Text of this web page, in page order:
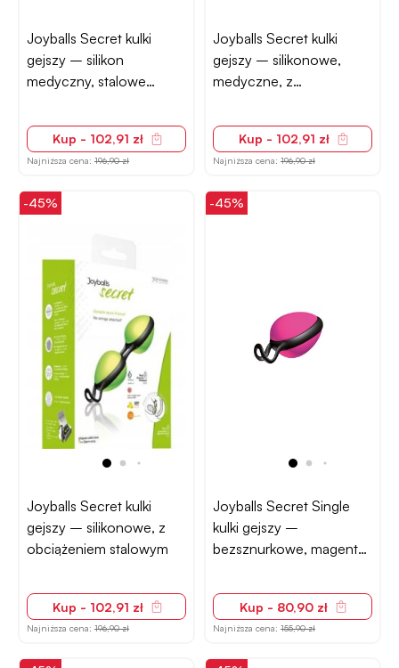
Joyballs Secret kulki
gejszy – silikon
medyczny, stalowe
Kup - 102,91 zł
Najniższa cena: 196,90 zł
Joyballs Secret kulki
gejszy – silikonowe,
medyczne, z
Kup - 102,91 zł
Najniższa cena: 196,90 zł
-45%
Joyballs Secret kulki
gejszy – silikonowe, z
obciążeniem stalowym
Kup - 102,91 zł
Najniższa cena: 196,90 zł
-45%
Joyballs Secret Single
kulki gejszy –
bezsznurkowe, magenta-
Kup - 80,90 zł
Najniższa cena: 155,90 zł